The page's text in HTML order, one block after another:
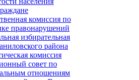
комиссия по
правонарушений
избирательная
района
комиссия
совет по
отношениям